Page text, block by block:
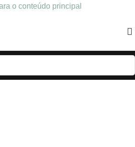
o conteúdo principal